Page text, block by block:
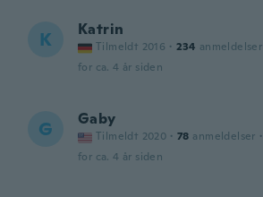
K Katrin
Tilmeldt 2016 · 234 anmeldelser
for ca. 4 år siden
G Gaby
Tilmeldt 2020 · 78 anmeldelser ·
for ca. 4 år siden